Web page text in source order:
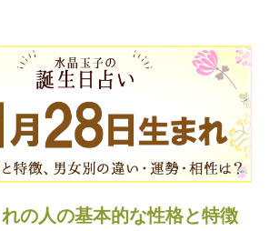
の人の基本的な性格と特徴